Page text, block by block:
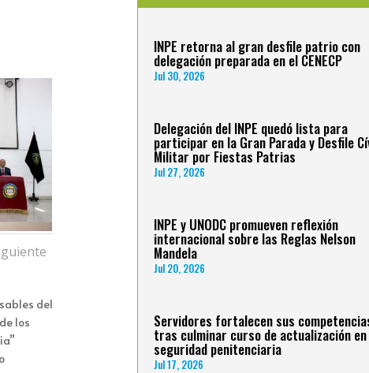
del
los
INPE retorna al gran desfile patrio con
delegación preparada en el CENECP
Jul 30, 2026
Delegación del INPE quedó lista para
participar en la Gran Parada y Desfile
Militar por Fiestas Patrias
Jul 27, 2026
INPE y UNODC promueven reflexión
internacional sobre las Reglas Nelson
Mandela
Jul 20, 2026
Servidores fortalecen sus
tras culminar curso de actualización en
seguridad penitenciaria
Jul 17, 2026